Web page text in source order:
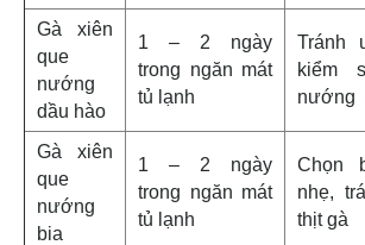
Gà xiên
que
nướng
dầu hào
1 – 2 ngày
trong ngăn mát
tủ lạnh
Tránh
kiểm
nướng
Gà xiên
que
nướng
bia
1 – 2 ngày
trong ngăn mát
tủ lạnh
Chọn
nhẹ,
thịt gà